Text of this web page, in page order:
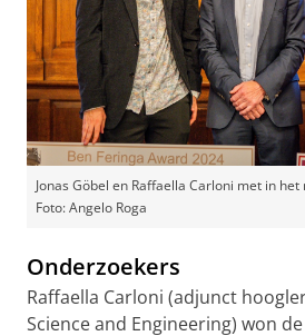
Jonas Göbel en Raffaella Carloni met in
Foto: Angelo Roga
Onderzoekers
Raffaella Carloni (adjunct
Science and Engineering) won